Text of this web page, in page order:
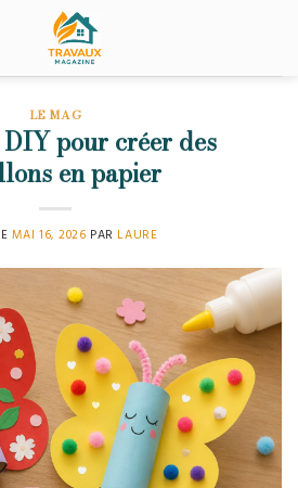
LE MAG
DIY pour créer des
en papier
MAI 16, 2026 PAR LAURE